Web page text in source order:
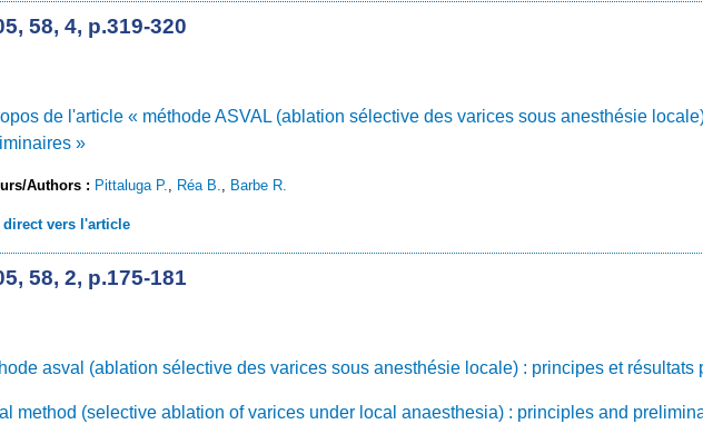
58, 4, p.319-320
de l'article « méthode ASVAL (ablation sélective des varices sous anesthésie
»
Authors : Pittaluga P., Réa B., Barbe R.
direct vers l'article
58, 2, p.175-181
asval (ablation sélective des varices sous anesthésie locale) : principes et résultats
method (selective ablation of varices under local anaesthesia) : principles and